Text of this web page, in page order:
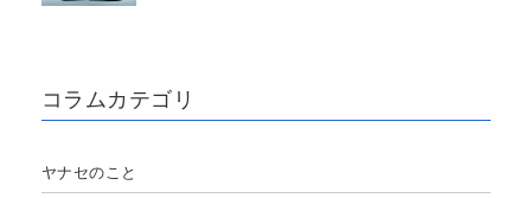
コラムカテゴリ
ヤナセのこと